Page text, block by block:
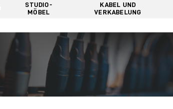
STUDIO-
MÖBEL
KABEL UND
VERKABELUNG